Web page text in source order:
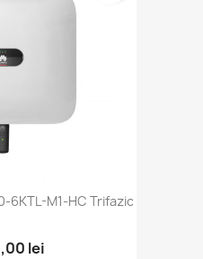
6KTL-M1-HC Trifazic
lei